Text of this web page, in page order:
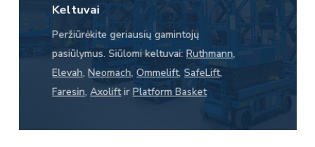
Keltuvai
Peržiūrėkite geriausių gamintojų
pasiūlymus. Siūlomi keltuvai: Ruthmann,
Elevah,Neomach,Ommelift, SafeLift,
Faresin,Axoliftir Platform Basket